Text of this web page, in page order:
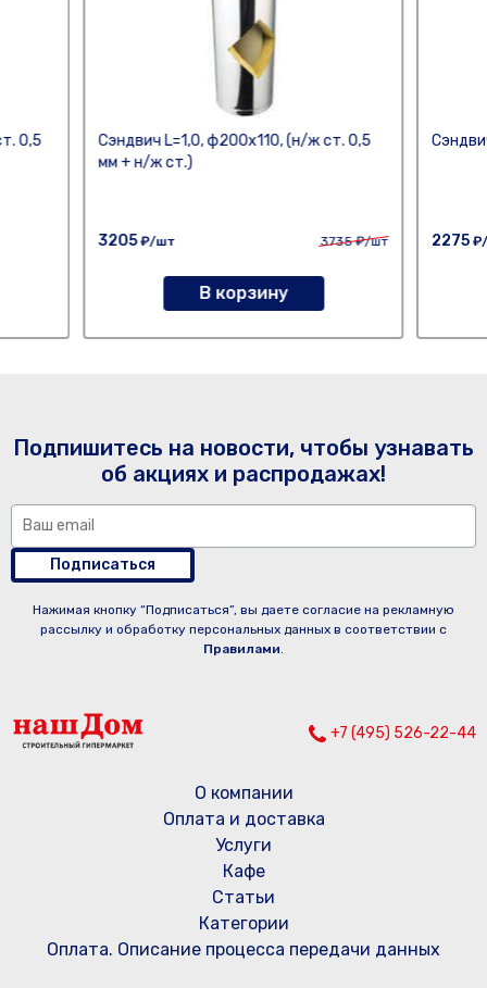
0,5
Сэндвич L=1,0, ф200х110, (н/ж ст. 0,5
мм + н/ж ст.)
3205₽/шт 3735₽/шт
В корзину
2275
Подпишитесь на новости, чтобы узнавать
об акциях и распродажах!
Подписаться
Нажимая кнопку “Подписаться”, вы даете согласие на рекламную
рассылку и обработку персональных данных в соответствии с
Правилами.
+7 (495) 526-22-44
О компании
Оплата и доставка
Услуги
Кафе
Статьи
Категории
Оплата. Описание процесса передачи данных